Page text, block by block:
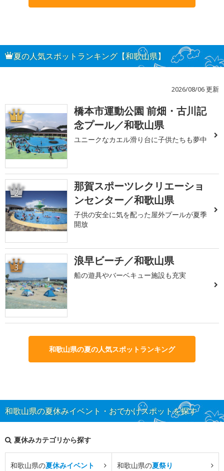
夏の人気スポットランキング【和歌山県】
2026/08/06 更新
1
橋本市運動公園 前畑・古川記
念プール／和歌山県
ユニークなカエル滑り台に子供たちも夢中
2
那賀スポーツレクリエーショ
ンセンター／和歌山県
子供の安全に気を配った屋外プールが夏季
開放
3 浪早ビーチ／和歌山県
船の遊具やバーベキュー施設も充実
和歌山県の夏の人気スポットランキング
和歌山県の夏休みイベント・おでかけスポットを探す
夏休みカテゴリから探す
和歌山県の夏休みイベント 和歌山県の夏祭り